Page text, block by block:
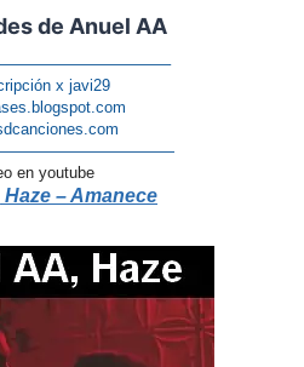
de Anuel AA
x javi29
en youtube
– Amanece